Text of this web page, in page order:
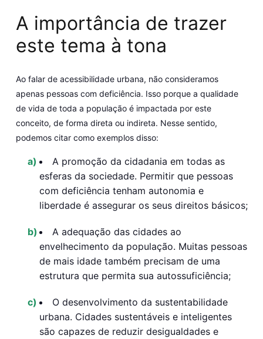
A importância de trazer
este tema à tona
Ao falar de acessibilidade urbana, não consideramos
apenas pessoas com deficiência. Isso porque a qualidade
de vida de toda a população é impactada por este
conceito, de forma direta ou indireta. Nesse sentido,
podemos citar como exemplos disso:
A promoção da cidadania em todas as
esferas da sociedade. Permitir que pessoas
com deficiência tenham autonomia e
liberdade é assegurar os seus direitos básicos;
A adequação das cidades ao
envelhecimento da população. Muitas pessoas
de mais idade também precisam de uma
estrutura que permita sua autossuficiência;
O desenvolvimento da sustentabilidade
urbana. Cidades sustentáveis e inteligentes
são capazes de reduzir desigualdades e